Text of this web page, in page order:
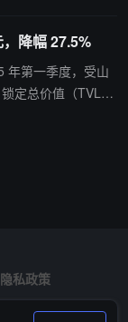
降幅 27.5%
年第一季度，受山
定总价值（TVL）
Base 市场份额有
隐私政策